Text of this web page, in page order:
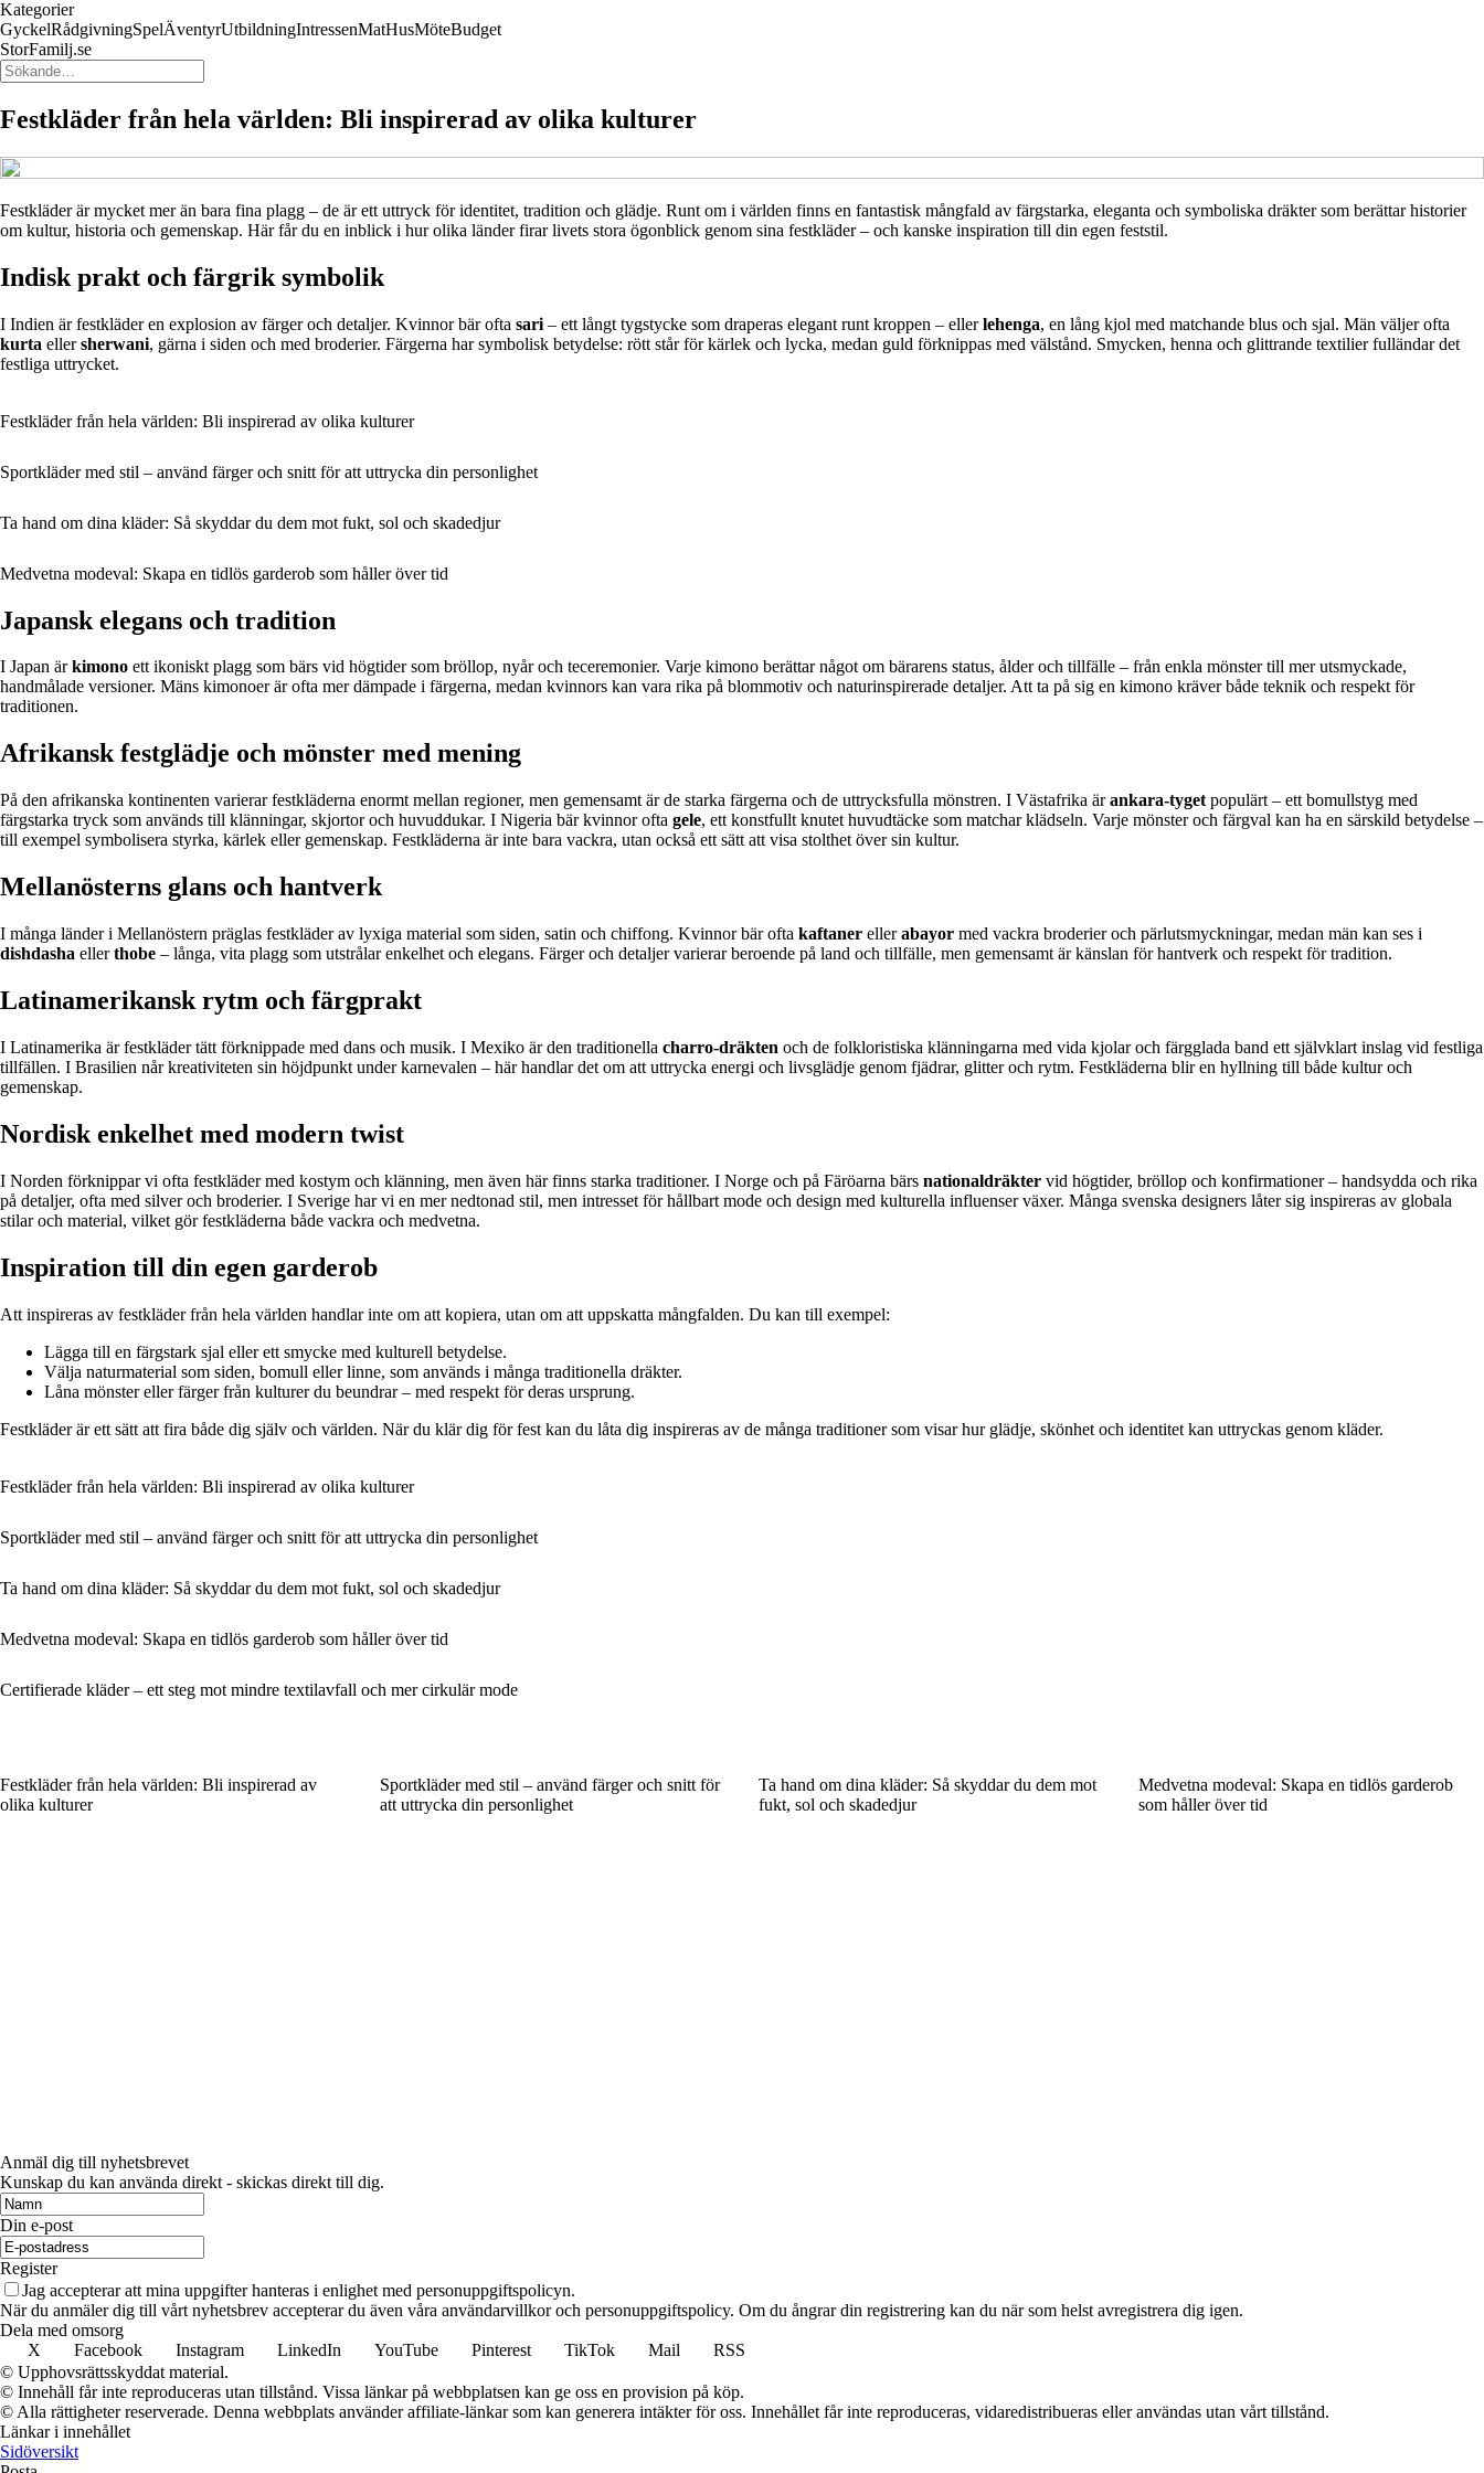
Kategorier
GyckelRådgivningSpelÄventyrUtbildningIntressenMatHusMöteBudget
StorFamilj.se
Festkläder från hela världen: Bli inspirerad av olika kulturer
Festkläder är mycket mer än bara fina plagg – de är ett uttryck för identitet, tradition och glädje. Runt om i världen finns en fantastisk mångfald av färgstarka, eleganta och symboliska dräkter som berättar historier
om kultur, historia och gemenskap. Här får du en inblick i hur olika länder firar livets stora ögonblick genom sina festkläder – och kanske inspiration till din egen feststil.
Indisk prakt och färgrik symbolik
I Indien är festkläder en explosion av färger och detaljer. Kvinnor bär ofta sari – ett långt tygstycke som draperas elegant runt kroppen – ellerlehenga, en lång kjol med matchande blus och sjal. Män väljer ofta
kurta ellersherwani, gärna i siden och med broderier. Färgerna har symbolisk betydelse: rött står för kärlek och lycka, medan guld förknippas med välstånd. Smycken, henna och glittrande textilier fulländar det
festliga uttrycket.
Festkläder från hela världen: Bli inspirerad av olika kulturer
Sportkläder med stil – använd färger och snitt för att uttrycka din personlighet
Ta hand om dina kläder: Så skyddar du dem mot fukt, sol och skadedjur
Medvetna modeval: Skapa en tidlös garderob som håller över tid
Japansk elegans och tradition
I Japan ärkimono ett ikoniskt plagg som bärs vid högtider som bröllop, nyår och teceremonier. Varje kimono berättar något om bärarens status, ålder och tillfälle – från enkla mönster till mer utsmyckade,
handmålade versioner. Mäns kimonoer är ofta mer dämpade i färgerna, medan kvinnors kan vara rika på blommotiv och naturinspirerade detaljer. Att ta på sig en kimono kräver både teknik och respekt för
traditionen.
Afrikansk festglädje och mönster med mening
På den afrikanska kontinenten varierar festkläderna enormt mellan regioner, men gemensamt är de starka färgerna och de uttrycksfulla mönstren. I Västafrika ärankara-tyget populärt – ett bomullstyg med
färgstarka tryck som används till klänningar, skjortor och huvuddukar. I Nigeria bär kvinnor ofta gele, ett konstfullt knutet huvudtäcke som matchar klädseln. Varje mönster och färgval kan ha en särskild betydelse –
till exempel symbolisera styrka, kärlek eller gemenskap. Festkläderna är inte bara vackra, utan också ett sätt att visa stolthet över sin kultur.
Mellanösterns glans och hantverk
I många länder i Mellanöstern präglas festkläder av lyxiga material som siden, satin och chiffong. Kvinnor bär ofta kaftaner ellerabayor med vackra broderier och pärlutsmyckningar, medan män kan ses i
dishdasha ellerthobe – långa, vita plagg som utstrålar enkelhet och elegans. Färger och detaljer varierar beroende på land och tillfälle, men gemensamt är känslan för hantverk och respekt för tradition.
Latinamerikansk rytm och färgprakt
I Latinamerika är festkläder tätt förknippade med dans och musik. I Mexiko är den traditionella charro-dräkten och de folkloristiska klänningarna med vida kjolar och färgglada band ett självklart inslag vid festliga
tillfällen. I Brasilien når kreativiteten sin höjdpunkt under karnevalen – här handlar det om att uttrycka energi och livsglädje genom fjädrar, glitter och rytm. Festkläderna blir en hyllning till både kultur och
gemenskap.
Nordisk enkelhet med modern twist
I Norden förknippar vi ofta festkläder med kostym och klänning, men även här finns starka traditioner. I Norge och på Färöarna bärs nationaldräkter vid högtider, bröllop och konfirmationer – handsydda och rika
på detaljer, ofta med silver och broderier. I Sverige har vi en mer nedtonad stil, men intresset för hållbart mode och design med kulturella influenser växer. Många svenska designers låter sig inspireras av globala
stilar och material, vilket gör festkläderna både vackra och medvetna.
Inspiration till din egen garderob
Att inspireras av festkläder från hela världen handlar inte om att kopiera, utan om att uppskatta mångfalden. Du kan till exempel:
Lägga till en färgstark sjal eller ett smycke med kulturell betydelse.
Välja naturmaterial som siden, bomull eller linne, som används i många traditionella dräkter.
Låna mönster eller färger från kulturer du beundrar – med respekt för deras ursprung.
Festkläder är ett sätt att fira både dig själv och världen. När du klär dig för fest kan du låta dig inspireras av de många traditioner som visar hur glädje, skönhet och identitet kan uttryckas genom kläder.
Festkläder från hela världen: Bli inspirerad av olika kulturer
Sportkläder med stil – använd färger och snitt för att uttrycka din personlighet
Ta hand om dina kläder: Så skyddar du dem mot fukt, sol och skadedjur
Medvetna modeval: Skapa en tidlös garderob som håller över tid
Certifierade kläder – ett steg mot mindre textilavfall och mer cirkulär mode
Festkläder från hela världen: Bli inspirerad av
olika kulturer
Sportkläder med stil – använd färger och snitt för
att uttrycka din personlighet
Ta hand om dina kläder: Så skyddar du dem mot
fukt, sol och skadedjur
Medvetna modeval: Skapa en tidlös garderob
som håller över tid
Anmäl dig till nyhetsbrevet
Kunskap du kan använda direkt - skickas direkt till dig.
Din e-post
Register
Jag accepterar att mina uppgifter hanteras i enlighet med personuppgiftspolicyn.
När du anmäler dig till vårt nyhetsbrev accepterar du även våra användarvillkor och personuppgiftspolicy. Om du ångrar din registrering kan du när som helst avregistrera dig igen.
Dela med omsorg
X
Facebook Instagram LinkedIn YouTube Pinterest TikTok Mail
RSS
© Upphovsrättsskyddat material.
© Innehåll får inte reproduceras utan tillstånd. Vissa länkar på webbplatsen kan ge oss en provision på köp.
© Alla rättigheter reserverade. Denna webbplats använder affiliate-länkar som kan generera intäkter för oss. Innehållet får inte reproduceras, vidaredistribueras eller användas utan vårt tillstånd.
Länkar i innehållet
Sidöversikt